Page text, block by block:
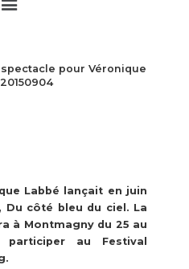
pour Véronique
Labbé lançait en juin
Du côté bleu du ciel. La
à Montmagny du 25 au
au Festival